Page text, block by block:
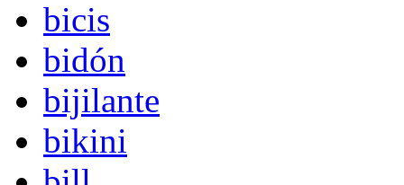
bicis
bidón
bijilante
bikini